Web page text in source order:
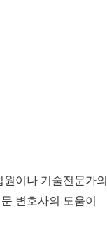
이나 기술전문가의
변호사의 도움이